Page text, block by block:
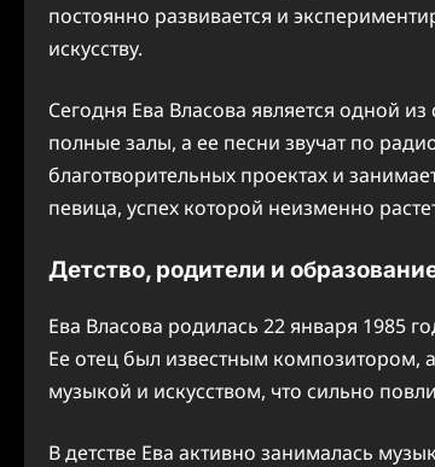
постоянно развивается и
искусству.
Сегодня Ева Власова является одной
полные залы, а ее песни звучат по
благотворительных проектах и
певица, успех которой неизменно
Детство, родители и
Ева Власова родилась 22 января 1985
Ее отец был известным композитором,
музыкой и искусством, что сильно
В детстве Ева активно занималась